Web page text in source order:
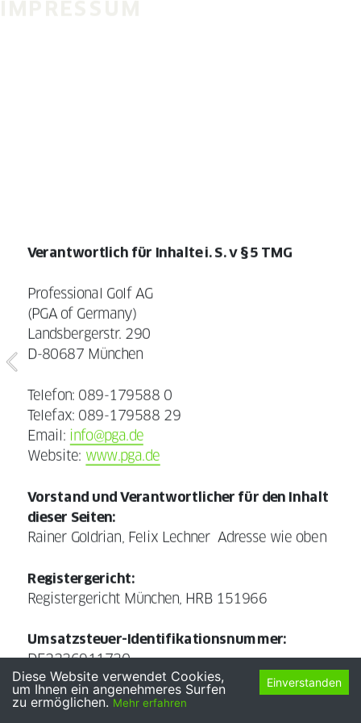
Verantwortlich für Inhalte i. S. v § 5 TMG
Professional Golf AG
(PGA of Germany)
Landsbergerstr. 290
D-80687 München
Telefon: 089-179588 0
Telefax: 089-179588 29
Email: info@pga.de
Website: www.pga.de
Vorstand und Verantwortlicher für den Inhalt
dieser Seiten:
Rainer Goldrian, Felix Lechner  Adresse wie oben
Registergericht:
Registergericht München, HRB 151966
Umsatzsteuer-Identifikationsnummer:
DE2236911730
Verantwortlich für zentrale journalistisch-
Diese Website verwendet Cookies,
um Ihnen ein angenehmeres Surfen
zu ermöglichen.Mehr erfahren
Einverstanden